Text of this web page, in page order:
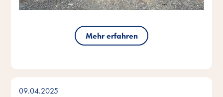
Mehr erfahren
09.04.2025